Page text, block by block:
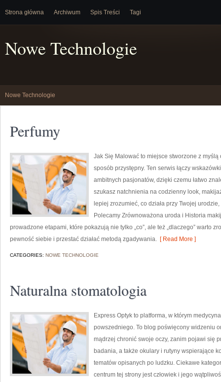
Strona główna Archiwum Spis Treści Tagi
Nowe Technologie
Nowe Technologie
Perfumy
Jak Się Malować to miejsce stworzone z
sposób przystępny. Ten serwis łączy
ambitnych pasjonatów, dzięki czemu łatwo
szukasz natchnienia na codzienny look,
lepiej zrozumieć, co działa przy Twojej
Polecamy Zrównoważona uroda i Historia
prowadzone etapami, które pokazują nie tylko „co”, ale też „dlaczego” warto
pewność siebie i przestać działać metodą zgadywania. [ Read More ]
CATEGORIES: NOWE TECHNOLOGIE
Naturalna stomatologia
Express Optyk to platforma, w którym
powszedniego. To blog poświęcony widzeniu
mądrzej chronić swoje oczy, zanim pojawi się
badania, a także okulary i rutyny wspierające
tematów opisanych po ludzku. Ciekawe
centrum tej strony jest człowiek i jego